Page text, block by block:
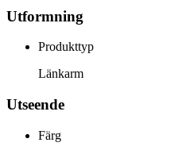
Utformning
Produkttyp
Länkarm
Utseende
Färg